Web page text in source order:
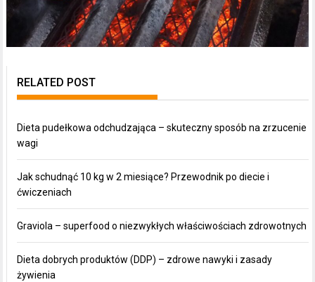
RELATED POST
Dieta pudełkowa odchudzająca – skuteczny sposób na zrzucenie
wagi
Jak schudnąć 10 kg w 2 miesiące? Przewodnik po diecie i
ćwiczeniach
Graviola – superfood o niezwykłych właściwościach zdrowotnych
Dieta dobrych produktów (DDP) – zdrowe nawyki i zasady
żywienia